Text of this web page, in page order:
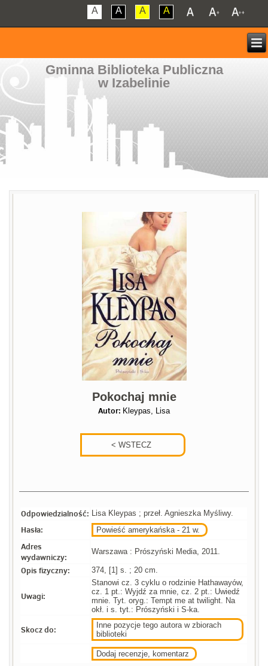
A A A A
Gminna Biblioteka Publiczna
w Izabelinie
Pokochaj mnie
Autor: Kleypas, Lisa
Odpowiedzialność: Lisa Kleypas ; przeł. Agnieszka Myśliwy.
Hasła: Powieść amerykańska - 21 w.
Adres
wydawniczy:
Warszawa : Prószyński Media, 2011.
Opis fizyczny: 374, [1] s. ; 20 cm.
Uwagi:
Stanowi cz. 3 cyklu o rodzinie Hathawayów,
cz. 1 pt.: Wyjdź za mnie, cz. 2 pt.: Uwiedź
mnie. Tyt. oryg.: Tempt me at twilight. Na
okł. i s. tyt.: Prószyński i S-ka.
Skocz do:
Inne pozycje tego autora w zbiorach
biblioteki
Dodaj recenzje, komentarz